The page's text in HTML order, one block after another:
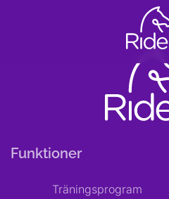
Funktioner
Träningsprogram